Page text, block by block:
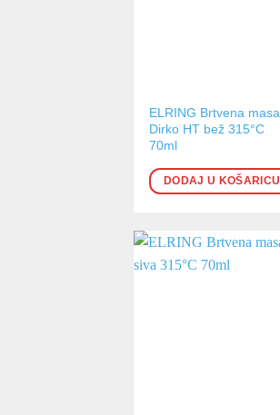
ELRING Brtvena masa
Dirko HT bež 315°C
70ml
DODAJ U KOŠARICU